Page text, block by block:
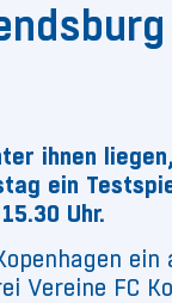
ihnen
ein
Uhr.
FC